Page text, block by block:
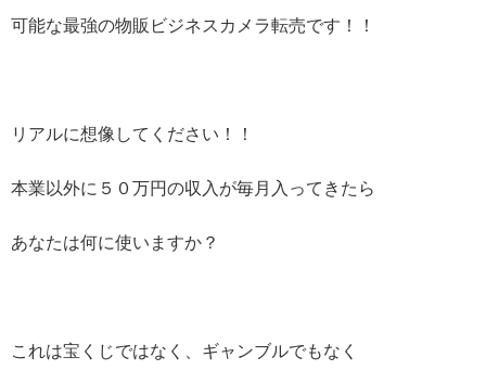
可能な最強の物販ビジネスカメラ転売です！！
リアルに想像してください！！
本業以外に５０万円の収入が毎月入ってきたら
あなたは何に使いますか？
これは宝くじではなく、ギャンブルでもなく